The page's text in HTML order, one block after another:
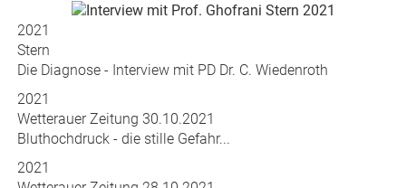
Die Diagnose - Interview mit Prof. Dr. H.-A. Ghofrani
2021
Stern
Die Diagnose - Interview mit PD Dr. C. Wiedenroth
2021
Wetterauer Zeitung 30.10.2021
Bluthochdruck - die stille Gefahr...